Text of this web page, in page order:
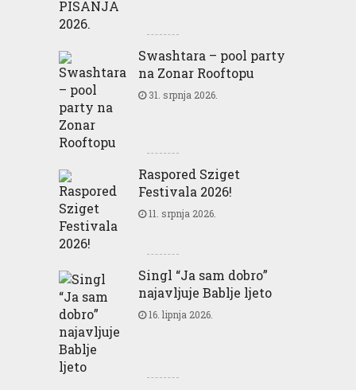
Swashtara – pool party
na Zonar Rooftopu
31. srpnja 2026.
Raspored Sziget
Festivala 2026!
11. srpnja 2026.
Singl “Ja sam dobro”
najavljuje Bablje ljeto
16. lipnja 2026.